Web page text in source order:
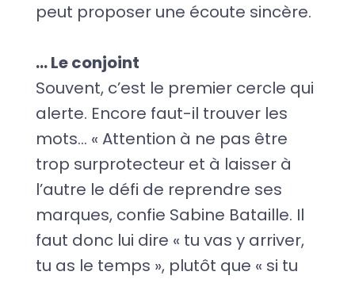
peut proposer une écoute sincère.
… Le conjoint
Souvent, c’est le premier cercle qui
alerte. Encore faut-il trouver les
mots… « Attention à ne pas être
trop surprotecteur et à laisser à
l’autre le défi de reprendre ses
marques, confie Sabine Bataille. Il
faut donc lui dire « tu vas y arriver,
tu as le temps », plutôt que « si tu